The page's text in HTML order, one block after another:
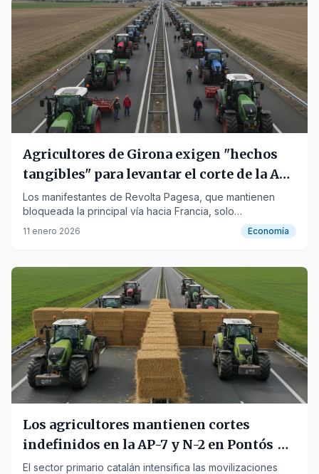
Agricultores de Girona exigen "hechos
tangibles" para levantar el corte de la AP-
7 en Pontós
Los manifestantes de Revolta Pagesa, que mantienen
bloqueada la principal vía hacia Francia, solo
abandonarán la protesta con "algo en el bolsillo".
11 enero 2026 Economía
Los agricultores mantienen cortes
indefinidos en la AP-7 y N-2 en Pontós
contra el acuerdo Mercosur
El sector primario catalán intensifica las movilizaciones